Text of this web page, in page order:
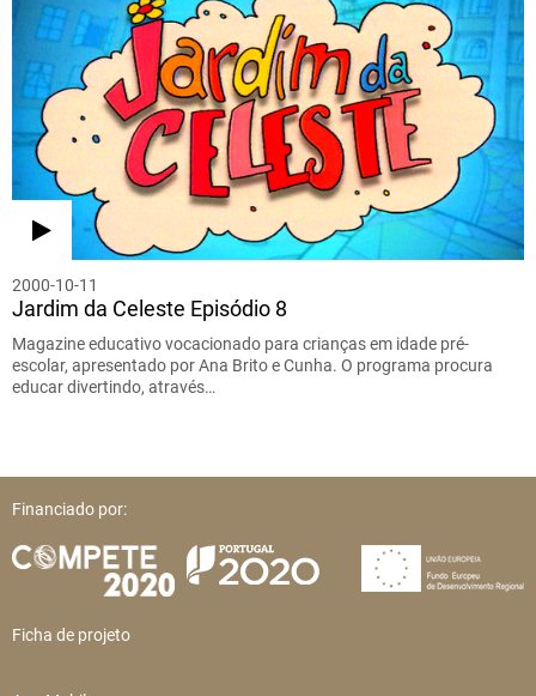
2000-10-11
Jardim da Celeste Episódio 8
Magazine educativo vocacionado para crianças em idade pré-
escolar, apresentado por Ana Brito e Cunha. O programa procura
educar divertindo, através…
Financiado por:
Ficha de projeto